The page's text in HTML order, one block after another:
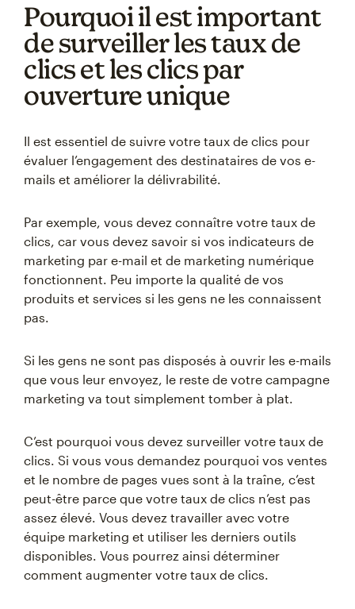
Pourquoi il est important
de surveiller les taux de
clics et les clics par
ouverture unique
Il est essentiel de suivre votre taux de clics pour
évaluer l’engagement des destinataires de vos e-
mails et améliorer la délivrabilité.
Par exemple, vous devez connaître votre taux de
clics, car vous devez savoir si vos indicateurs de
marketing par e-mail et de marketing numérique
fonctionnent. Peu importe la qualité de vos
produits et services si les gens ne les connaissent
pas.
Si les gens ne sont pas disposés à ouvrir les e-mails
que vous leur envoyez, le reste de votre campagne
marketing va tout simplement tomber à plat.
C’est pourquoi vous devez surveiller votre taux de
clics. Si vous vous demandez pourquoi vos ventes
et le nombre de pages vues sont à la traîne, c’est
peut-être parce que votre taux de clics n’est pas
assez élevé. Vous devez travailler avec votre
équipe marketing et utiliser les derniers outils
disponibles. Vous pourrez ainsi déterminer
comment augmenter votre taux de clics.